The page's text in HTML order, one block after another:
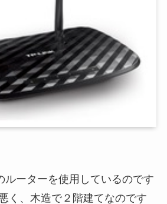
ルーターを使用しているのです
く、木造で２階建てなのです